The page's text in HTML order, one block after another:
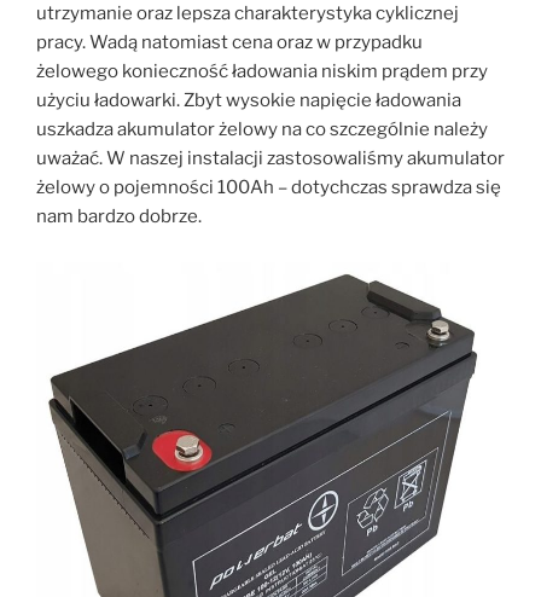
utrzymanie oraz lepsza charakterystyka cyklicznej
pracy. Wadą natomiast cena oraz w przypadku
żelowego konieczność ładowania niskim prądem przy
użyciu ładowarki. Zbyt wysokie napięcie ładowania
uszkadza akumulator żelowy na co szczególnie należy
uważać. W naszej instalacji zastosowaliśmy akumulator
żelowy o pojemności 100Ah – dotychczas sprawdza się
nam bardzo dobrze.